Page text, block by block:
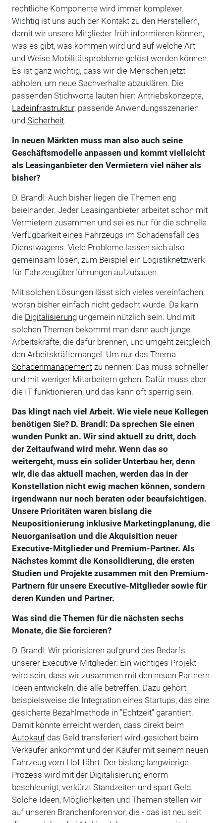
rechtliche Komponente wird immer komplexer.
Wichtig ist uns auch der Kontakt zu den Herstellern,
damit wir unsere Mitglieder früh informieren können,
was es gibt, was kommen wird und auf welche Art
und Weise Mobilitätsprobleme gelöst werden können.
Es ist ganz wichtig, dass wir die Menschen jetzt
abholen, um neue Sachverhalte abzuklären. Die
passenden Stichworte lauten hier: Antriebskonzepte,
Ladeinfrastruktur, passende Anwendungsszenarien
und Sicherheit.
In neuen Märkten muss man also auch seine
Geschäftsmodelle anpassen und kommt vielleicht
als Leasinganbieter den Vermietern viel näher als
bisher?
D. Brandl: Auch bisher liegen die Themen eng
beieinander. Jeder Leasinganbieter arbeitet schon mit
Vermietern zusammen und sei es nur für die schnelle
Verfügbarkeit eines Fahrzeugs im Schadensfall des
Dienstwagens. Viele Probleme lassen sich also
gemeinsam lösen, zum Beispiel ein Logistiknetzwerk
für Fahrzeugüberführungen aufzubauen.
Mit solchen Lösungen lässt sich vieles vereinfachen,
woran bisher einfach nicht gedacht wurde. Da kann
die Digitalisierungungemein nützlich sein. Und mit
solchen Themen bekommt man dann auch junge
Arbeitskräfte, die dafür brennen, und umgeht zeitgleich
den Arbeitskräftemangel. Um nur das Thema
Schadenmanagementzu nennen: Das muss schneller
und mit weniger Mitarbeitern gehen. Dafür muss aber
die IT funktionieren, und das kann oft sperrig sein.
Das klingt nach viel Arbeit. Wie viele neue Kollegen
benötigen Sie? D. Brandl: Da sprechen Sie einen
wunden Punkt an. Wir sind aktuell zu dritt, doch
der Zeitaufwand wird mehr. Wenn das so
weitergeht, muss ein solider Unterbau her, denn
wir, die das aktuell machen, werden das in der
Konstellation nicht ewig machen können, sondern
irgendwann nur noch beraten oder beaufsichtigen.
Unsere Prioritäten waren bislang die
Neupositionierung inklusive Marketingplanung, die
Neuorganisation und die Akquisition neuer
Executive-Mitglieder und Premium-Partner. Als
Nächstes kommt die Konsolidierung, die ersten
Studien und Projekte zusammen mit den Premium-
Partnern für unsere Executive-Mitglieder sowie für
deren Kunden und Partner.
Was sind die Themen für die nächsten sechs
Monate, die Sie forcieren?
D. Brandl: Wir priorisieren aufgrund des Bedarfs
unserer Executive-Mitglieder. Ein wichtiges Projekt
wird sein, dass wir zusammen mit den neuen Partnern
Ideen entwickeln, die alle betreffen. Dazu gehört
beispielsweise die Integration eines Startups, das eine
gesicherte Bezahlmethode in "Echtzeit" garantiert.
Damit könnte erreicht werden, dass direkt beim
Autokaufdas Geld transferiert wird, gesichert beim
Verkäufer ankommt und der Käufer mit seinem neuen
Fahrzeug vom Hof fährt. Der bislang langwierige
Prozess wird mit der Digitalisierung enorm
beschleunigt, verkürzt Standzeiten und spart Geld.
Solche Ideen, Möglichkeiten und Themen stellen wir
auf unseren Branchenforen vor, die - das ist neu seit